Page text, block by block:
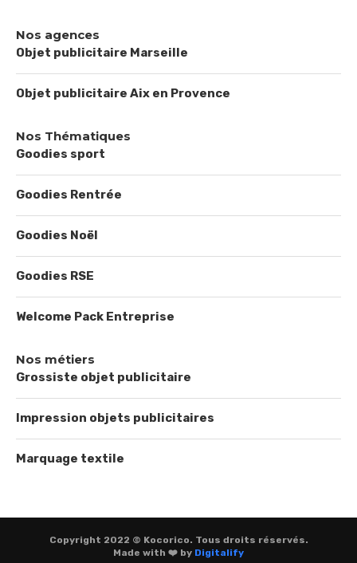
Nos agences
Objet publicitaire Marseille
Objet publicitaire Aix en Provence
Nos Thématiques
Goodies sport
Goodies Rentrée
Goodies Noël
Goodies RSE
Welcome Pack Entreprise
Nos métiers
Grossiste objet publicitaire
Impression objets publicitaires
Marquage textile
Copyright 2022 © Kocorico. Tous droits réservés.
Made with ❤️ by Digitalify